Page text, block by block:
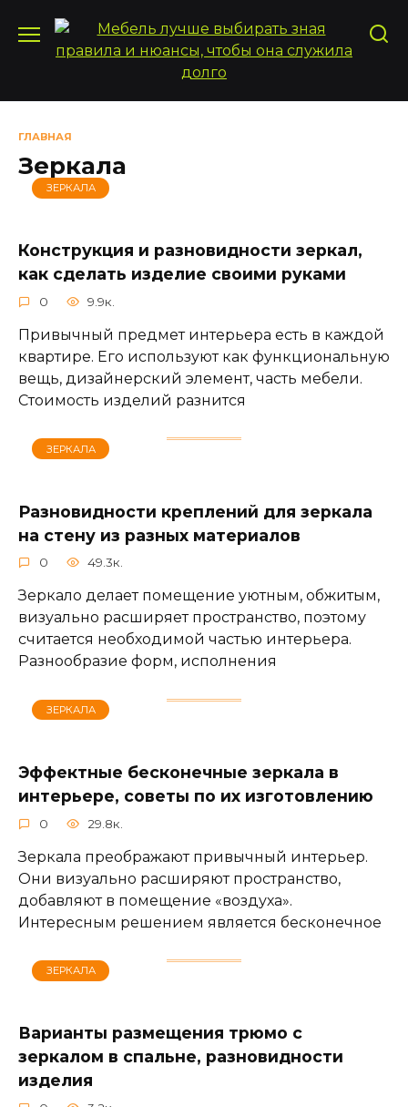
содержанию
ГЛАВНАЯ
Зеркала
ЗЕРКАЛА
Конструкция и разновидности зеркал,
как сделать изделие своими руками
0 9.9к.
Привычный предмет интерьера есть в каждой
квартире. Его используют как функциональную
вещь, дизайнерский элемент, часть мебели.
Стоимость изделий разнится
ЗЕРКАЛА
Разновидности креплений для зеркала
на стену из разных материалов
0 49.3к.
Зеркало делает помещение уютным, обжитым,
визуально расширяет пространство, поэтому
считается необходимой частью интерьера.
Разнообразие форм, исполнения
ЗЕРКАЛА
Эффектные бесконечные зеркала в
интерьере, советы по их изготовлению
0 29.8к.
Зеркала преображают привычный интерьер.
Они визуально расширяют пространство,
добавляют в помещение «воздуха».
Интересным решением является бесконечное
ЗЕРКАЛА
Варианты размещения трюмо с
зеркалом в спальне, разновидности
изделия